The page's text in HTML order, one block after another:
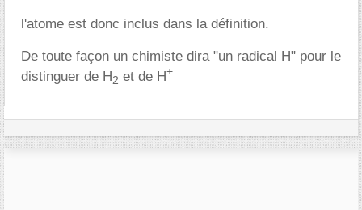
l'atome est donc inclus dans la définition.
De toute façon un chimiste dira "un radical H" pour le
distinguer de H2 et de H+